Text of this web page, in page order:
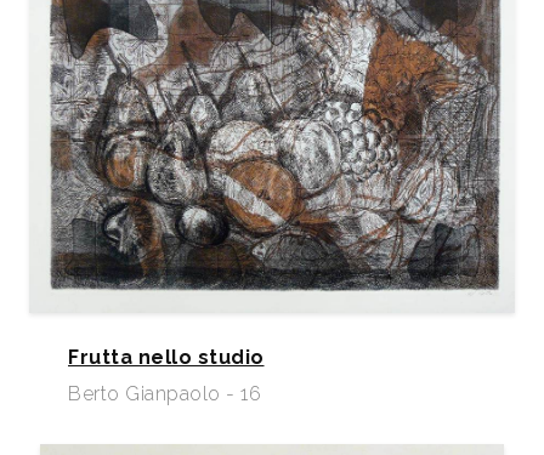
Frutta nello studio
Berto Gianpaolo - 16